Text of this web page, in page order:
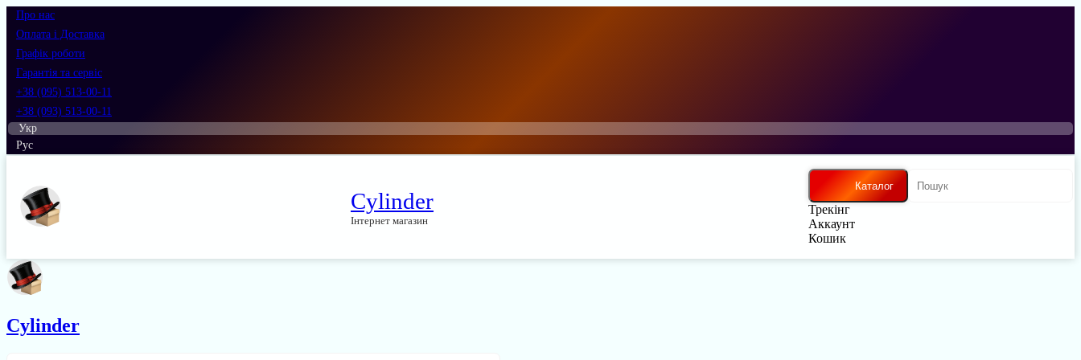
Про нас
Оплата і Доставка
Графік роботи
Гарантія та сервіс
+38 (095) 513-00-11
+38 (093) 513-00-11
Укр
Рус
Cylinder
Інтернет магазин
Каталог
Трекінг
Аккаунт
Кошик
Cylinder